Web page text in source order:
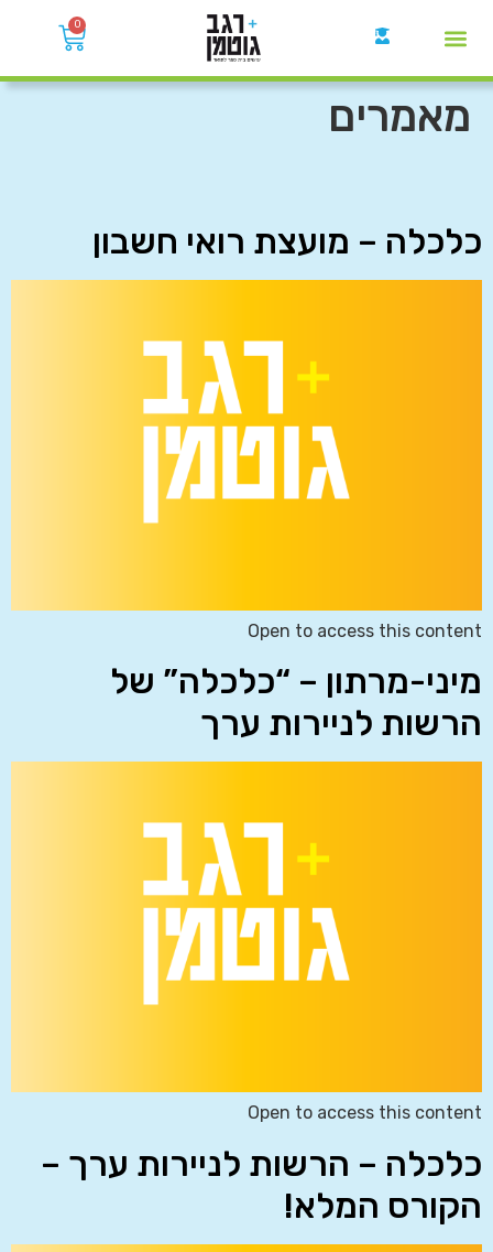
0
מאמרים
כלכלה – מועצת רואי חשבון
Open to access this content
מיני-מרתון – “כלכלה” של
הרשות לניירות ערך
Open to access this content
כלכלה – הרשות לניירות ערך –
הקורס המלא!